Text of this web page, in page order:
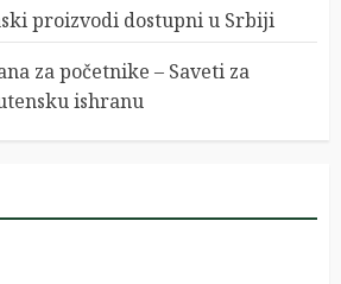
proizvodi dostupni u Srbiji
za početnike – Saveti za
ishranu